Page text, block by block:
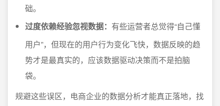
础。
过度依赖经验忽视数据： 有些运营者总觉得“自己懂
用户”，但现在的用户行为变化飞快，数据反映的趋
势才是最真实的，应该数据驱动决策而不是拍脑
袋。
规避这些误区，电商企业的数据分析才能真正落地，找